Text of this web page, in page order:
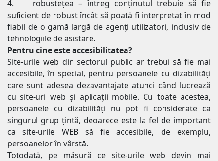
4. robusteţea – întreg conţinutul trebuie să fie
suficient de robust încât să poată fi interpretat în mod
fiabil de o gamă largă de agenţi utilizatori, inclusiv de
tehnologiile de asistare.
Pentru cine este accesibilitatea?
Site-urile web din sectorul public ar trebui să fie mai
accesibile, în special, pentru persoanele cu dizabilități
care sunt adesea dezavantajate atunci când lucrează
cu site-uri web și aplicații mobile. Cu toate acestea,
persoanele cu dizabilități nu pot fi considerate ca
singurul grup țintă, deoarece este la fel de important
ca site-urile WEB să fie accesibile, de exemplu,
persoanelor în vârstă.
Totodată, pe măsură ce site-urile web devin mai